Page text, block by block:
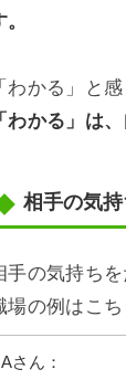
「わかる」と
「わかる」は
相手の気
手の気持ち
場の例はこち
Aさん：